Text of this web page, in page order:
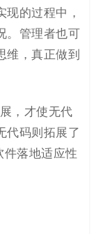
的过程中，
管理者也可
维，真正做到
，才使无代
代码则拓展了
件落地适应性